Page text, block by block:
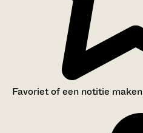
Favoriet of een notitie maken